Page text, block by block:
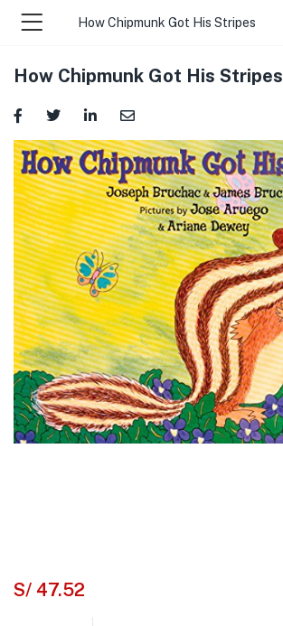
How Chipmunk Got His Stripes
How Chipmunk Got His Stripes
S/ 47.52